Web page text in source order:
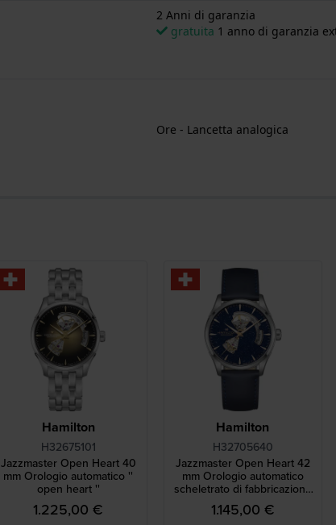
2 Anni di garanzia
gratuita 1 anno di garanzia
Ore - Lancetta analogica
Hamilton
H32675101
Jazzmaster Open Heart 40
mm Orologio automatico ''
open heart ''
1.225,00 €
Hamilton
H32705640
Jazzmaster Open Heart 42
mm Orologio automatico
scheletrato di fabbricazione
svizzera
1.145,00 €